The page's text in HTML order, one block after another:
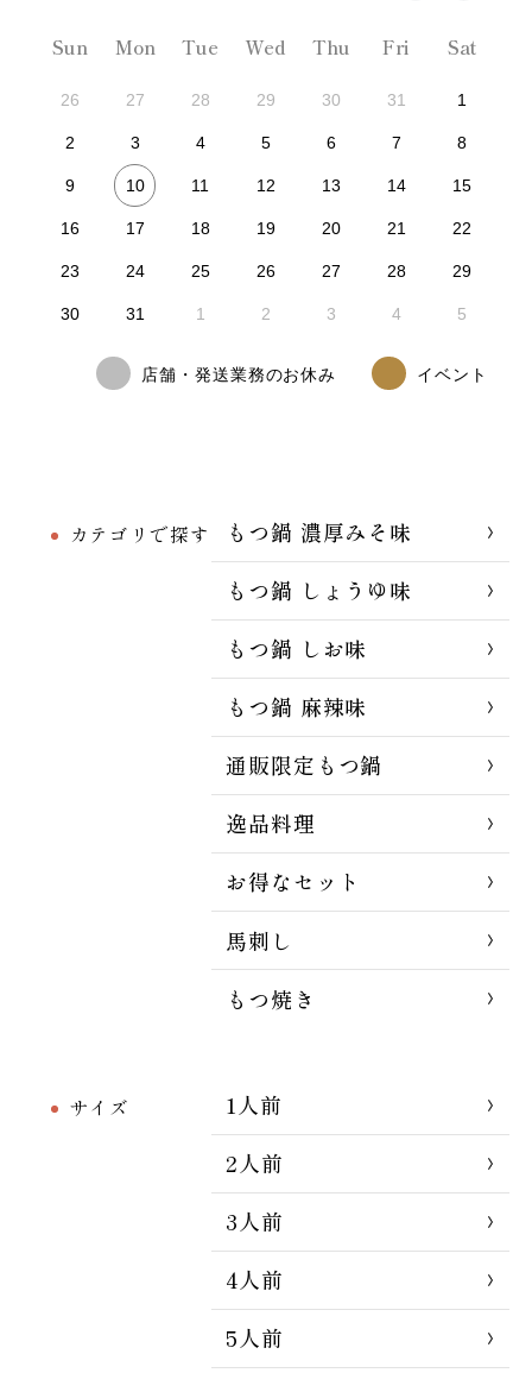
カテゴリで探す
もつ鍋 濃厚みそ味
もつ鍋 しょうゆ味
もつ鍋 しお味
もつ鍋 麻辣味
通販限定もつ鍋
逸品料理
お得なセット
馬刺し
もつ焼き
サイズ
1人前
2人前
3人前
4人前
5人前
Sun Mon Tue Wed Thu Fri Sat
26 27 28 29 30 31 1
2 3 4 5 6 7 8
9 10 11 12 13 14 15
16 17 18 19 20 21 22
23 24 25 26 27 28 29
30 31 1 2 3 4 5
店舗・発送業務のお休み イベント